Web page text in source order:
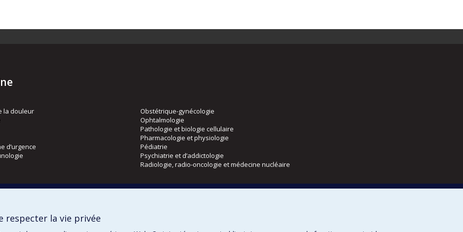
la douleur
d’urgence
Obstétrique-gynécologie
Ophtalmologie
Pathologie et biologie cellulaire
Pharmacologie et physiologie
Pédiatrie
Psychiatrie et d’addictologie
Radiologie, radio-oncologie et médecine nucléaire
respecter la vie privée